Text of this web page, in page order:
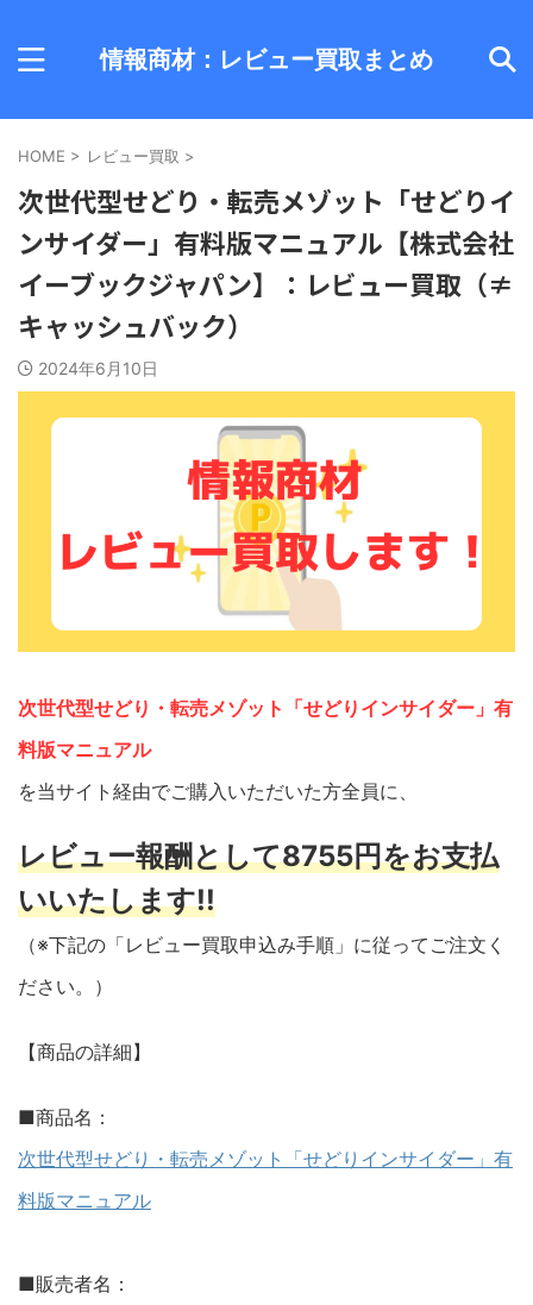
情報商材：レビュー買取まとめ
HOME > レビュー買取 >
次世代型せどり・転売メゾット「せどりイ
ンサイダー」有料版マニュアル【株式会社
イーブックジャパン】：レビュー買取（≠
キャッシュバック）
2024年6月10日
次世代型せどり・転売メゾット「せどりインサイダー」有
料版マニュアル
を当サイト経由でご購入いただいた方全員に、
レビュー報酬として8755円をお支払
いいたします!!
（※下記の「レビュー買取申込み手順」に従ってご注文く
ださい。）
【商品の詳細】
■商品名：
次世代型せどり・転売メゾット「せどりインサイダー」有
料版マニュアル
■販売者名：